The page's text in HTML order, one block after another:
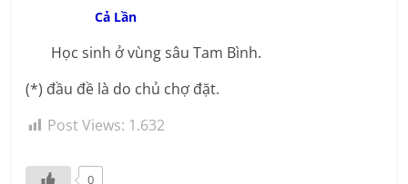
Cả Lần
Học sinh ở vùng sâu Tam Bình.
(*) đầu đề là do chủ chợ đặt.
Post Views: 1.632
0